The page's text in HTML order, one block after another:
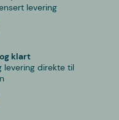
levering
klart
levering direkte til